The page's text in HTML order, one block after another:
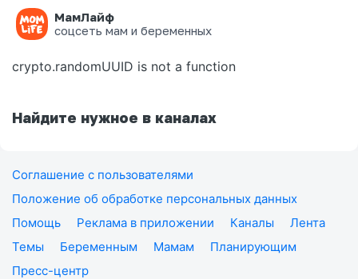
МамЛайф
соцсеть мам и беременных
Ошибка на странице
crypto.randomUUID is not a function
Найдите нужное в каналах
Соглашение с пользователями
Положение об обработке персональных данных
Помощь
Реклама в приложении Каналы
Лента
Темы
Беременным Мамам
Планирующим
Пресс-центр